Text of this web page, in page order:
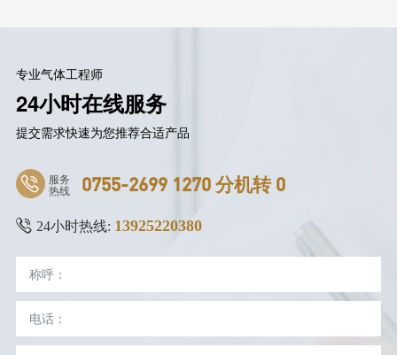
专业气体工程师
24小时在线服务
提交需求快速为您推荐合适产品
服务
热线 0755-2699 1270 分机转 0
24小时热线: 13925220380